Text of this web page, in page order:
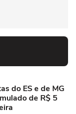
do ES e de MG
de R$ 5